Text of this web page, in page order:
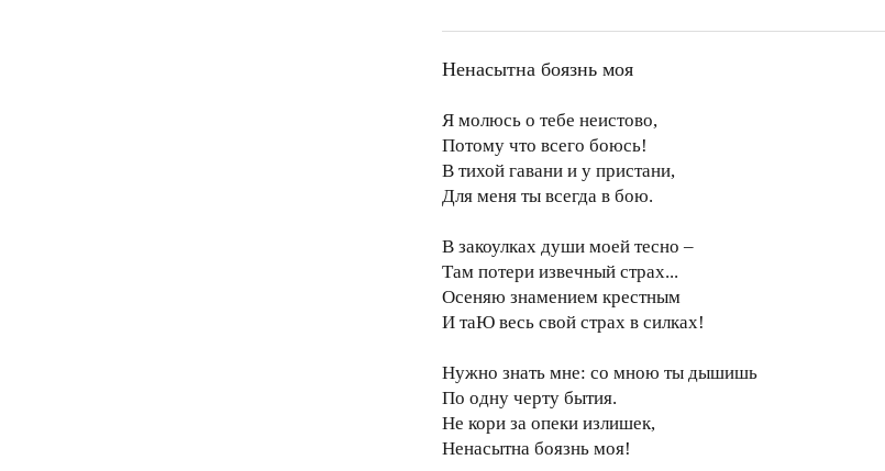
Ненасытна боязнь моя
Я молюсь о тебе неистово,
Потому что всего боюсь!
В тихой гавани и у пристани,
Для меня ты всегда в бою.
В закоулках души моей тесно –
Там потери извечный страх...
Осеняю знамением крестным
И таЮ весь свой страх в силках!
Нужно знать мне: со мною ты дышишь
По одну черту бытия.
Не кори за опеки излишек,
Ненасытна боязнь моя!